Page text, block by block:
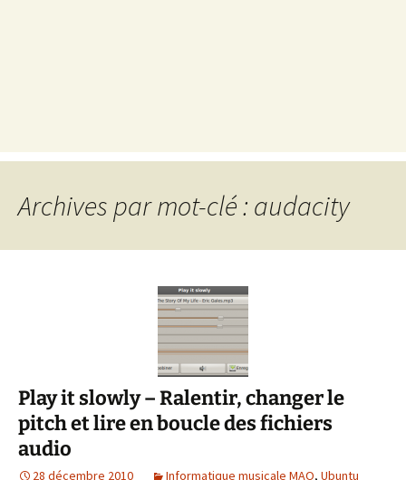
Archives par mot-clé : audacity
Play it slowly – Ralentir, changer le
pitch et lire en boucle des fichiers
audio
28 décembre 2010 Informatique musicale MAO, Ubuntu